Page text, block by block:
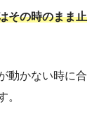
その時のまま止
動かない時に合
。